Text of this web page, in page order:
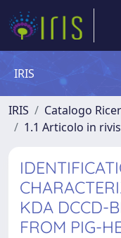
IRIS
IRIS Catalogo
1.1 Articolo in
KDA DCCD-
FROM PIG-